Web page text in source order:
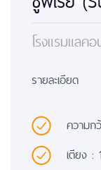
โรงแรมแลค
รายละเอียด
ความก
เตียง :